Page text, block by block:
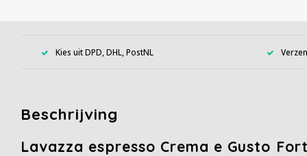
Kies uit DPD, DHL, PostNL
Beschrijving
Lavazza espresso Crema e Gusto